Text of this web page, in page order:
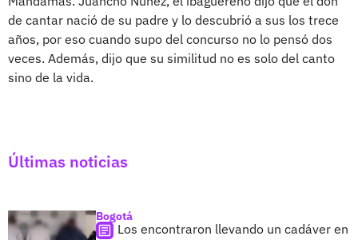
de cantar nació de su padre y lo descubrió a sus los trece
años, por eso cuando supo del concurso no lo pensó dos
veces. Además, dijo que su similitud no es solo del canto
sino de la vida.
Últimas noticias
Bogotá
Los encontraron llevando un cadáver en